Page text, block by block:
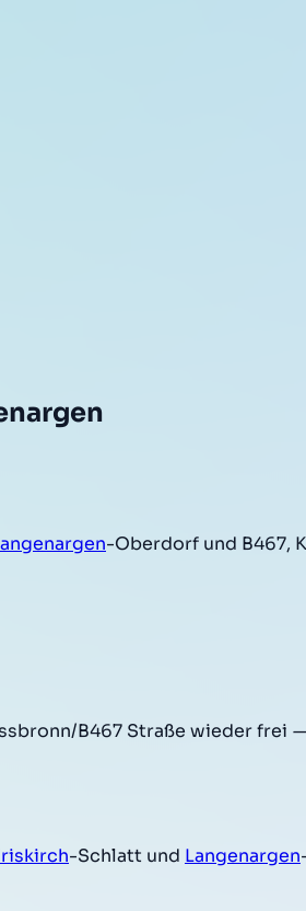
-Oberdorf und B467,
B467 Straße wieder frei
-Schlatt und Langenargen